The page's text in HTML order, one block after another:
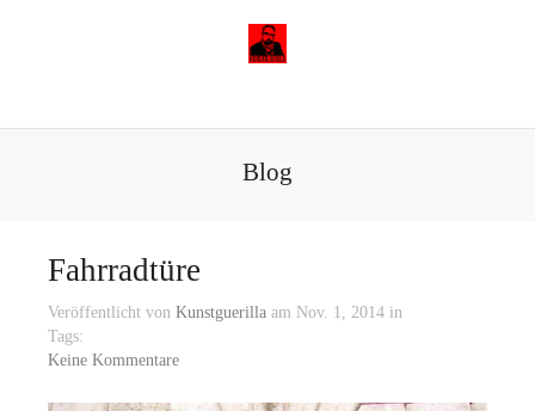
Blog
Fahrradtüre
Veröffentlicht von Kunstguerillaam Nov. 1, 2014 in
Tags:
Keine Kommentare